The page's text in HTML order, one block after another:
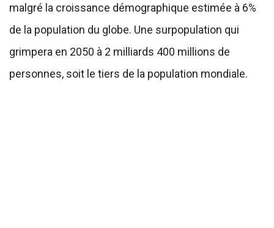
malgré la croissance démographique estimée à 6%
de la population du globe. Une surpopulation qui
grimpera en 2050 à 2 milliards 400 millions de
personnes, soit le tiers de la population mondiale.